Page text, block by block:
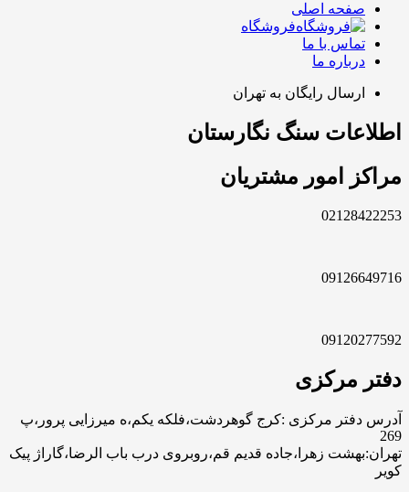
صفحه اصلی
فروشگاه
تماس با ما
درباره ما
ارسال رایگان به تهران
اطلاعات سنگ نگارستان
مراکز امور مشتریان
02128422253
09126649716
09120277592
دفتر مرکزی
آدرس دفتر مرکزی :کرج گوهردشت،فلکه یکم،ه میرزایی پرور،پ
269
تهران:بهشت زهرا،جاده قدیم قم،روبروی درب باب الرضا،گاراژ پیک
کویر